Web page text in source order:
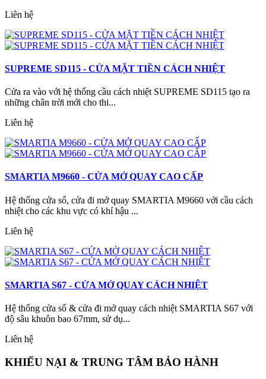
Liên hệ
SUPREME SD115 - CỬA MẶT TIỀN CÁCH NHIỆT
Cửa ra vào với hệ thống cầu cách nhiệt SUPREME SD115 tạo ra
những chân trời mới cho thi...
Liên hệ
SMARTIA M9660 - CỬA MỞ QUAY CAO CẤP
Hệ thống cửa sổ, cửa đi mở quay SMARTIA M9660 với cầu cách
nhiệt cho các khu vực có khí hậu ...
Liên hệ
SMARTIA S67 - CỬA MỞ QUAY CÁCH NHIỆT
Hệ thống cửa sổ & cửa đi mở quay cách nhiệt SMARTIA S67 với
độ sâu khuôn bao 67mm, sử dụ...
Liên hệ
KHIẾU NẠI & TRUNG TÂM BẢO HÀNH